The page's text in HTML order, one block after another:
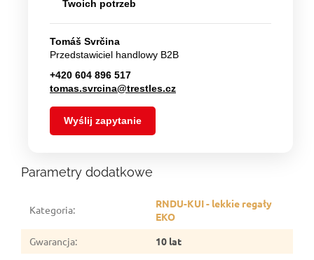
Twoich potrzeb
Tomáš Svrčina
Przedstawiciel handlowy B2B
+420 604 896 517
tomas.svrcina@trestles.cz
Wyślij zapytanie
Parametry dodatkowe
Kategoria:
RNDU-KUI - lekkie regały
EKO
Gwarancja:
10 lat